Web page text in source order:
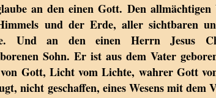
an den einen Gott. Den allmächtigen
und der Erde, aller sichtbaren
Und an den einen Herrn Jesus
Sohn. Er ist aus dem Vater
Gott, Licht vom Lichte, wahrer Gott
nicht geschaffen, eines Wesens mit dem